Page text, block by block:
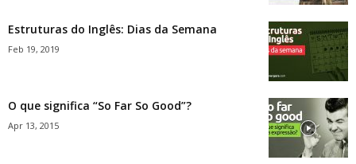
Estruturas do Inglês: Dias da Semana
Feb 19, 2019
O que significa “So Far So Good”?
Apr 13, 2015